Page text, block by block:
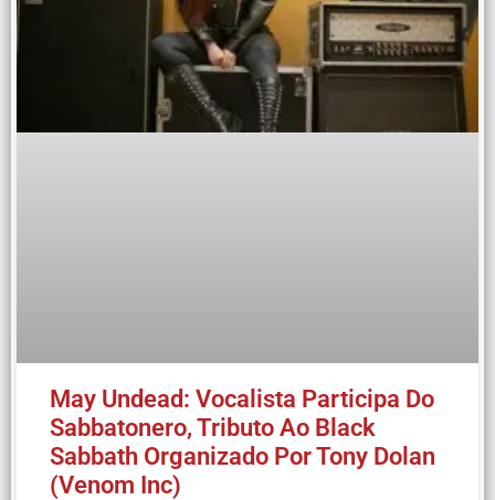
May Undead: Vocalista Participa Do
Sabbatonero, Tributo Ao Black
Sabbath Organizado Por Tony Dolan
(Venom Inc)